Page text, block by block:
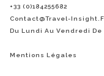
+33 (0)184255682
Contact@Travel-
Du Lundi Au Vendredi De
Mentions Légales